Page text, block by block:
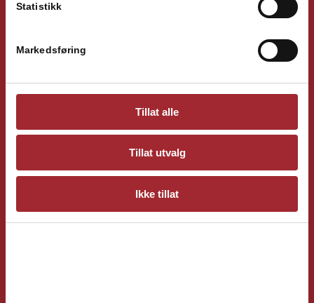
Statistikk
Markedsføring
Tillat alle
Tillat utvalg
Ikke tillat
Personvernerklæring
Oppdragsbekreftelse
Infokapsler
Aktuelt
Kontakt